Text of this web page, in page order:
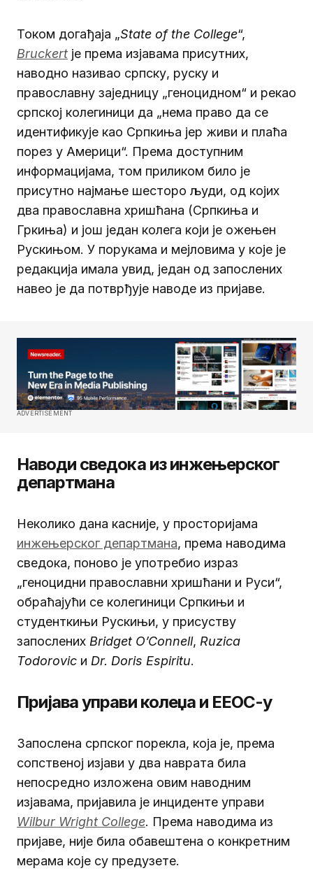
Током догађаја „State ofthe College“,
Bruckert је према изјавама присутних,
наводно називао српску, руску и
православну заједницу „геноцидном“ и рекао
српској колегиници да „нема право да се
идентификује као Српкиња јер живи и плаћа
порез у Америци“. Према доступним
информацијама, том приликом било је
присутно најмање шесторо људи, од којих
два православна хришћана (Српкиња и
Гркиња) и још један колега који је ожењен
Рускињом. У порукама и мејловима у које је
редакција имала увид, један од запослених
навео је да потврђује наводе из пријаве.
ADVERTISEMENT
Наводи сведока из инжењерског
департмана
Неколико дана касније, у просторијама
инжењерског департмана, према наводима
сведока, поново је употребио израз
„геноцидни православни хришћани и Руси“,
обраћајући се колегиници Српкињи и
студенткињи Рускињи, у присуству
запослених Bridget O’Connell, Ruzica
Todorovic и Dr. Doris Espiritu.
Пријава управи колеџа и EEOC-у
Запослена српског порекла, која је, према
сопственој изјави у два наврата била
непосредно изложена овим наводним
изјавама, пријавила је инциденте управи
Wilbur Wright College. Према наводима из
пријаве, није била обавештена о конкретним
мерама које су предузете.